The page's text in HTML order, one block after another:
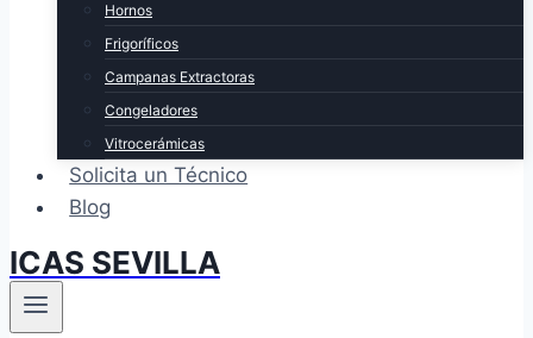
Hornos
Frigoríficos
Campanas Extractoras
Congeladores
Vitrocerámicas
Solicita un Técnico
Blog
ICAS SEVILLA